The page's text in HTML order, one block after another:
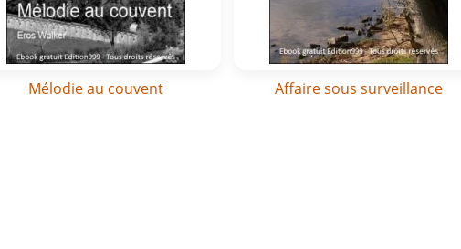
Mélodie au couvent Affaire sous surveillance